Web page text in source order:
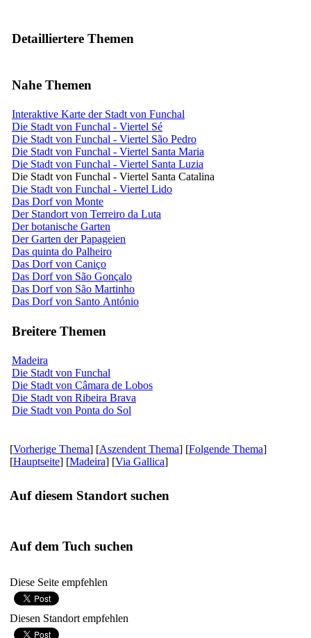
Detailliertere Themen
Nahe Themen
Interaktive Karte der Stadt von Funchal
Die Stadt von Funchal - Viertel Sé
Die Stadt von Funchal - Viertel São Pedro
Die Stadt von Funchal - Viertel Santa Maria
Die Stadt von Funchal - Viertel Santa Luzia
Die Stadt von Funchal - Viertel Santa Catalina
Die Stadt von Funchal - Viertel Lido
Das Dorf von Monte
Der Standort von Terreiro da Luta
Der botanische Garten
Der Garten der Papageien
Das quinta do Palheiro
Das Dorf von Caniço
Das Dorf von São Gonçalo
Das Dorf von São Martinho
Das Dorf von Santo António
Breitere Themen
Madeira
Die Stadt von Funchal
Die Stadt von Câmara de Lobos
Die Stadt von Ribeira Brava
Die Stadt von Ponta do Sol
[Vorherige Thema] [Aszendent Thema] [Folgende Thema]
[Hauptseite] [Madeira] [Via Gallica]
Auf diesem Standort suchen
Auf dem Tuch suchen
Diese Seite empfehlen
Diesen Standort empfehlen